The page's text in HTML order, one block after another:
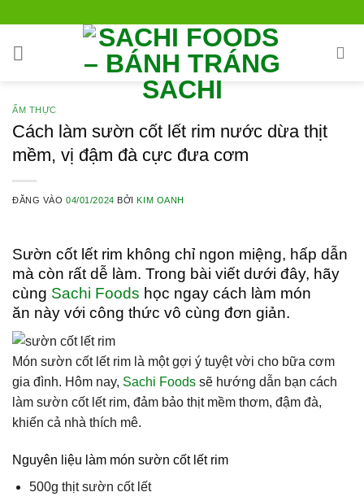
nội
ẨM THỰC
Cách làm sườn cốt lết rim nước dừa thịt
mềm, vị đậm đà cực đưa cơm
ĐĂNG VÀO04/01/2024 BỞIKIM OANH
Sườn cốt lết rim không chỉ ngon miệng, hấp dẫn
mà còn rất dễ làm. Trong bài viết dưới đây, hãy
cùng Sachi Foods học ngay cách làm món
ăn này với công thức vô cùng đơn giản.
Món sườn cốt lết rim là một gợi ý tuyệt vời cho bữa cơm
gia đình. Hôm nay, Sachi Foods sẽ hướng dẫn bạn cách
làm sườn cốt lết rim, đảm bảo thịt mềm thơm, đậm đà,
khiến cả nhà thích mê.
Nguyên liệu làm món sườn cốt lết rim
500g thịt sườn cốt lết